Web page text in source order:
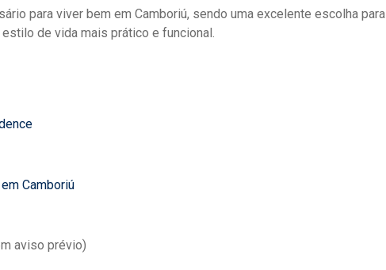
para viver bem em Camboriú, sendo uma excelente escolha para
de vida mais prático e funcional.
Camboriú
aviso prévio)